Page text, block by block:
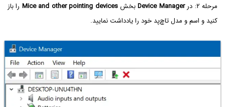
مرحله ۲: در
Device ManagerبخشMice and other pointing devices را باز
کنید و اسم و مدل تاچ‌پد خود را یادداشت نمایید.